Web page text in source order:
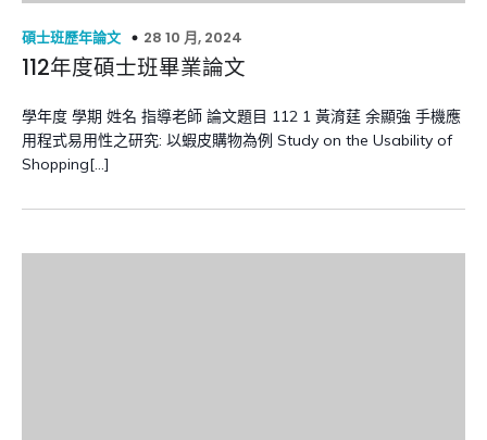
碩士班歷年論文 28 10 月, 2024
112年度碩士班畢業論文
學年度 學期 姓名 指導老師 論文題目 112 1 黃淯莛 余顯強 手機應
用程式易用性之研究: 以蝦皮購物為例 Study on the Usability of
Shopping[…]